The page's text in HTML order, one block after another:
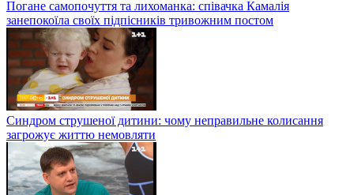
Погане самопочуття та лихоманка: співачка Камалія
занепокоїла своїх підпісників тривожним постом
Синдром струшеної дитини: чому неправильне колисання
загрожує життю немовляти